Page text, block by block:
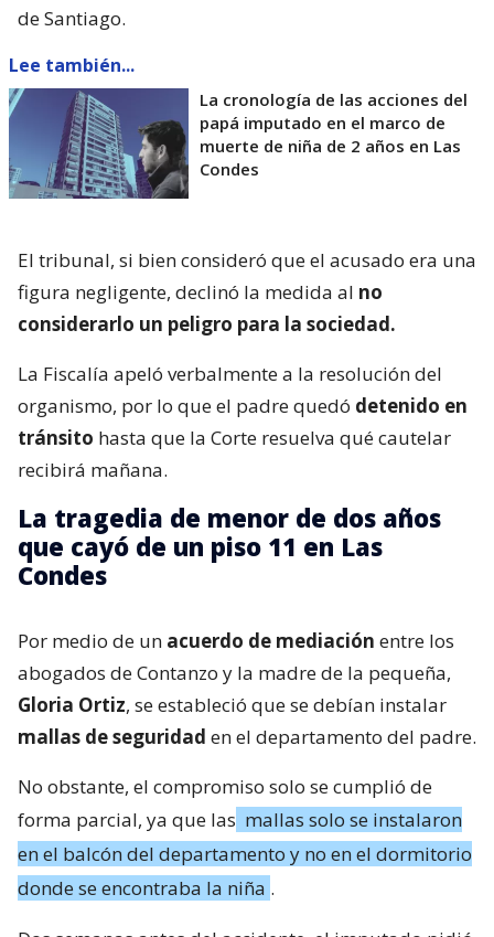
de Santiago.
Lee también...
La cronología de las acciones del
papá imputado en el marco de
muerte de niña de 2 años en Las
Condes
El tribunal, si bien consideró que el acusado era una
figura negligente, declinó la medida al no
considerarlo un peligro para la sociedad.
La Fiscalía apeló verbalmente a la resolución del
organismo, por lo que el padre quedó detenido en
tránsito hasta que la Corte resuelva qué cautelar
recibirá mañana.
La tragedia de menor de dos años
que cayó de un piso 11 en Las
Condes
Por medio de un acuerdo de mediación entre los
abogados de Contanzo y la madre de la pequeña,
Gloria Ortiz, se estableció que se debían instalar
mallas de seguridad en el departamento del padre.
No obstante, el compromiso solo se cumplió de
forma parcial, ya que las mallas solo se instalaron
en el balcón del departamento y no en el dormitorio
donde se encontraba la niña .